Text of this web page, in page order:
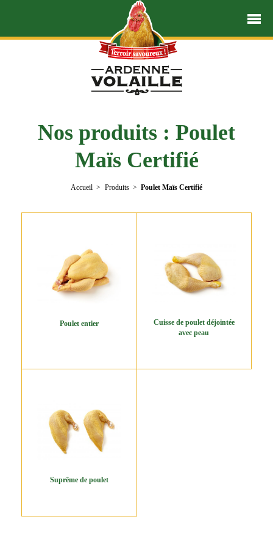
Nos produits : Poulet
Maïs Certifié
Accueil Produits Poulet Maïs Certifié
Poulet entier
Cuisse de poulet déjointée
avec peau
Suprême de poulet